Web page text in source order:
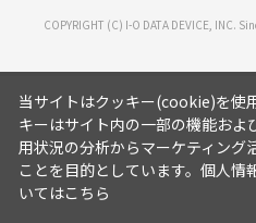
COPYRIGHT (C) I-O DATA DEVICE, INC.
当サイトはクッキー(cookie)を使
キーはサイト内の一部の機能およ
用状況の分析からマーケティング
ことを目的としています。 個人情
いてはこちら